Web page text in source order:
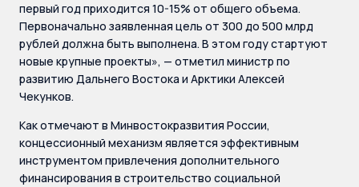
первый год приходится 10-15% от общего объема.
Первоначально заявленная цель от 300 до 500 млрд
рублей должна быть выполнена. В этом году стартуют
новые крупные проекты», — отметил министр по
развитию Дальнего Востока и Арктики Алексей
Чекунков.
Как отмечают в Минвостокразвития России,
концессионный механизм является эффективным
инструментом привлечения дополнительного
финансирования в строительство социальной